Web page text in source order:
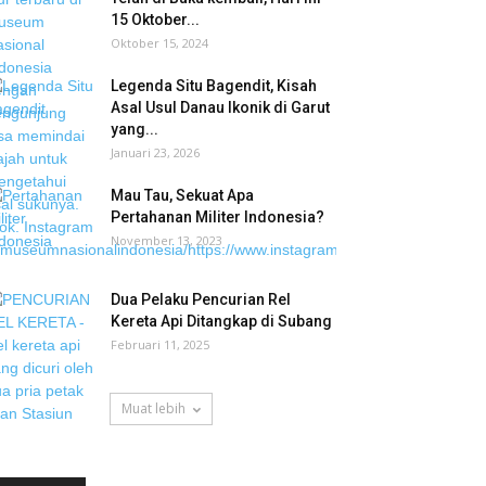
15 Oktober...
Oktober 15, 2024
Legenda Situ Bagendit, Kisah
Asal Usul Danau Ikonik di Garut
yang...
Januari 23, 2026
Mau Tau, Sekuat Apa
Pertahanan Militer Indonesia?
November 13, 2023
Dua Pelaku Pencurian Rel
Kereta Api Ditangkap di Subang
Februari 11, 2025
Muat lebih